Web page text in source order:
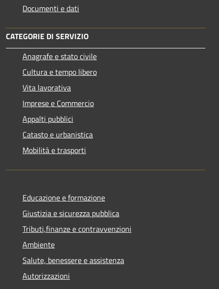
Documenti e dati
CATEGORIE DI SERVIZIO
Anagrafe e stato civile
Cultura e tempo libero
Vita lavorativa
Imprese e Commercio
Appalti pubblici
Catasto e urbanistica
Mobilità e trasporti
Educazione e formazione
Giustizia e sicurezza pubblica
Tributi,finanze e contravvenzioni
Ambiente
Salute, benessere e assistenza
Autorizzazioni